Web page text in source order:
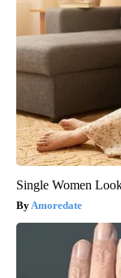
Single Women
Amoredate